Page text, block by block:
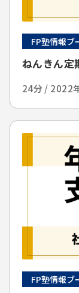
FP塾情報ブ
ねんきん定
24分 / 2022
FP塾情報ブ